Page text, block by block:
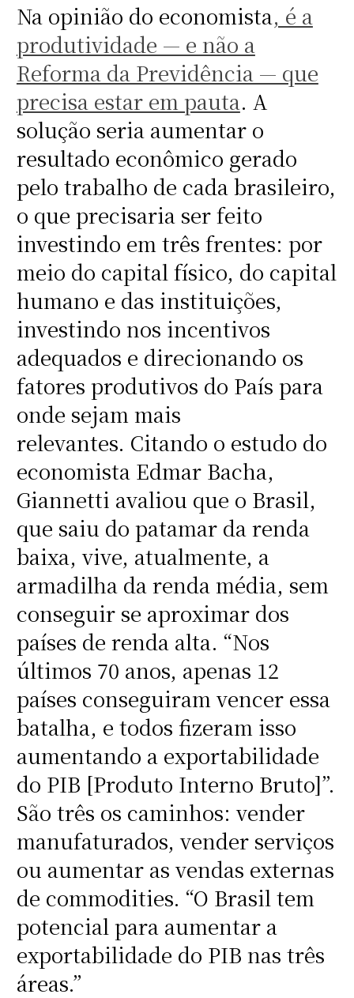
Na opinião do economista, é a
produtividade — e não a
Reforma da Previdência — que
precisa estar em pauta. A
solução seria aumentar o
resultado econômico gerado
pelo trabalho de cada brasileiro,
o que precisaria ser feito
investindo em três frentes: por
meio do capital físico, do capital
humano e das instituições,
investindo nos incentivos
adequados e direcionando os
fatores produtivos do País para
onde sejam mais
relevantes. Citando o estudo do
economista Edmar Bacha,
Giannetti avaliou que o Brasil,
que saiu do patamar da renda
baixa, vive, atualmente, a
armadilha da renda média, sem
conseguir se aproximar dos
países de renda alta. “Nos
últimos 70 anos, apenas 12
países conseguiram vencer essa
batalha, e todos fizeram isso
aumentando a exportabilidade
do PIB [Produto Interno Bruto]”.
São três os caminhos: vender
manufaturados, vender serviços
ou aumentar as vendas externas
de commodities. “O Brasil tem
potencial para aumentar a
exportabilidade do PIB nas três
áreas.”